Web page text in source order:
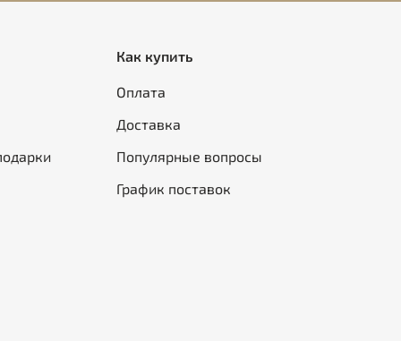
Как купить
Оплата
Доставка
Популярные вопросы
График поставок